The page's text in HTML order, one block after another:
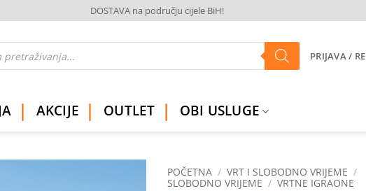
DOSTAVA na području cijele BiH!
PRIJAVA /
AKCIJE OUTLET OBI USLUGE
POČETNA / VRT I SLOBODNO VRIJEME /
SLOBODNO VRIJEME / VRTNE IGRAONE